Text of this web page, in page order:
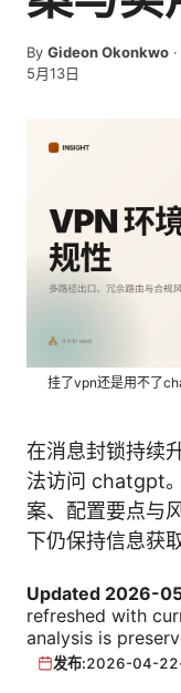
By Gideon Okonkwo ·
5月13日
挂了vpn还是用不了
在消息封锁持续
法访问 chatgpt
案、配置要点与
下仍保持信息获
Updated 2026-
refreshed with
analysis is
发布:2026-04-22